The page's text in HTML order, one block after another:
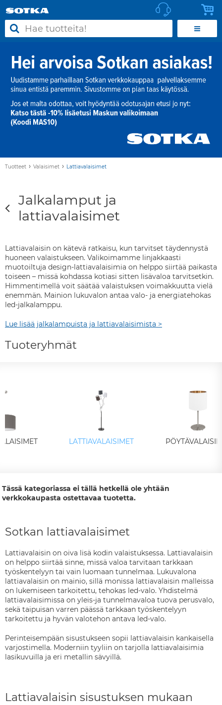
Tuotteet › Valaisimet › Lattiavalaisimet
Jalkalamput ja
lattiavalaisimet
Lattiavalaisin on kätevä ratkaisu, kun tarvitset täydennystä
huoneen valaistukseen. Valikoimamme linjakkaasti
muotoiltuja design-lattiavalaisimia on helppo siirtää paikasta
toiseen – missä kohdassa kotiasi sitten lisävaloa tarvitsetkin.
Himmentimellä voit säätää valaistuksen voimakkuutta vielä
enemmän. Mainion lukuvalon antaa valo- ja energiatehokas
led-jalkalamppu.
Lue lisää jalkalampuista ja lattiavalaisimista >
Tuoteryhmät
LATTIAVALAISIMET
Tässä kategoriassa ei tällä hetkellä ole yhtään
verkkokaupasta ostettavaa tuotetta.
Sotkan lattiavalaisimet
Lattiavalaisin on oiva lisä kodin valaistuksessa. Lattiavalaisin
on helppo siirtää sinne, missä valoa tarvitaan tarkkaan
työskentelyyn tai vain luomaan tunnelmaa. Lukuvalona
lattiavalaisin on mainio, sillä monissa lattiavalaisin malleissa
on lukemiseen tarkoitettu, tehokas led-valo. Yhdistelmä
lattiavalaisimissa on yleis-ja tunnelmavaloa tuova perusvalo,
sekä taipuisan varren päässä tarkkaan työskentelyyn
tarkoitettu ja hyvän valotehon antava led-valo.
Perinteisempään sisustukseen sopii lattiavalaisin kankaisella
varjostimella. Moderniin tyyliin on tarjolla lattiavalaisimia
lasikuvuilla ja eri metallin sävyillä.
Lattiavalaisin sisustuksen mukaan